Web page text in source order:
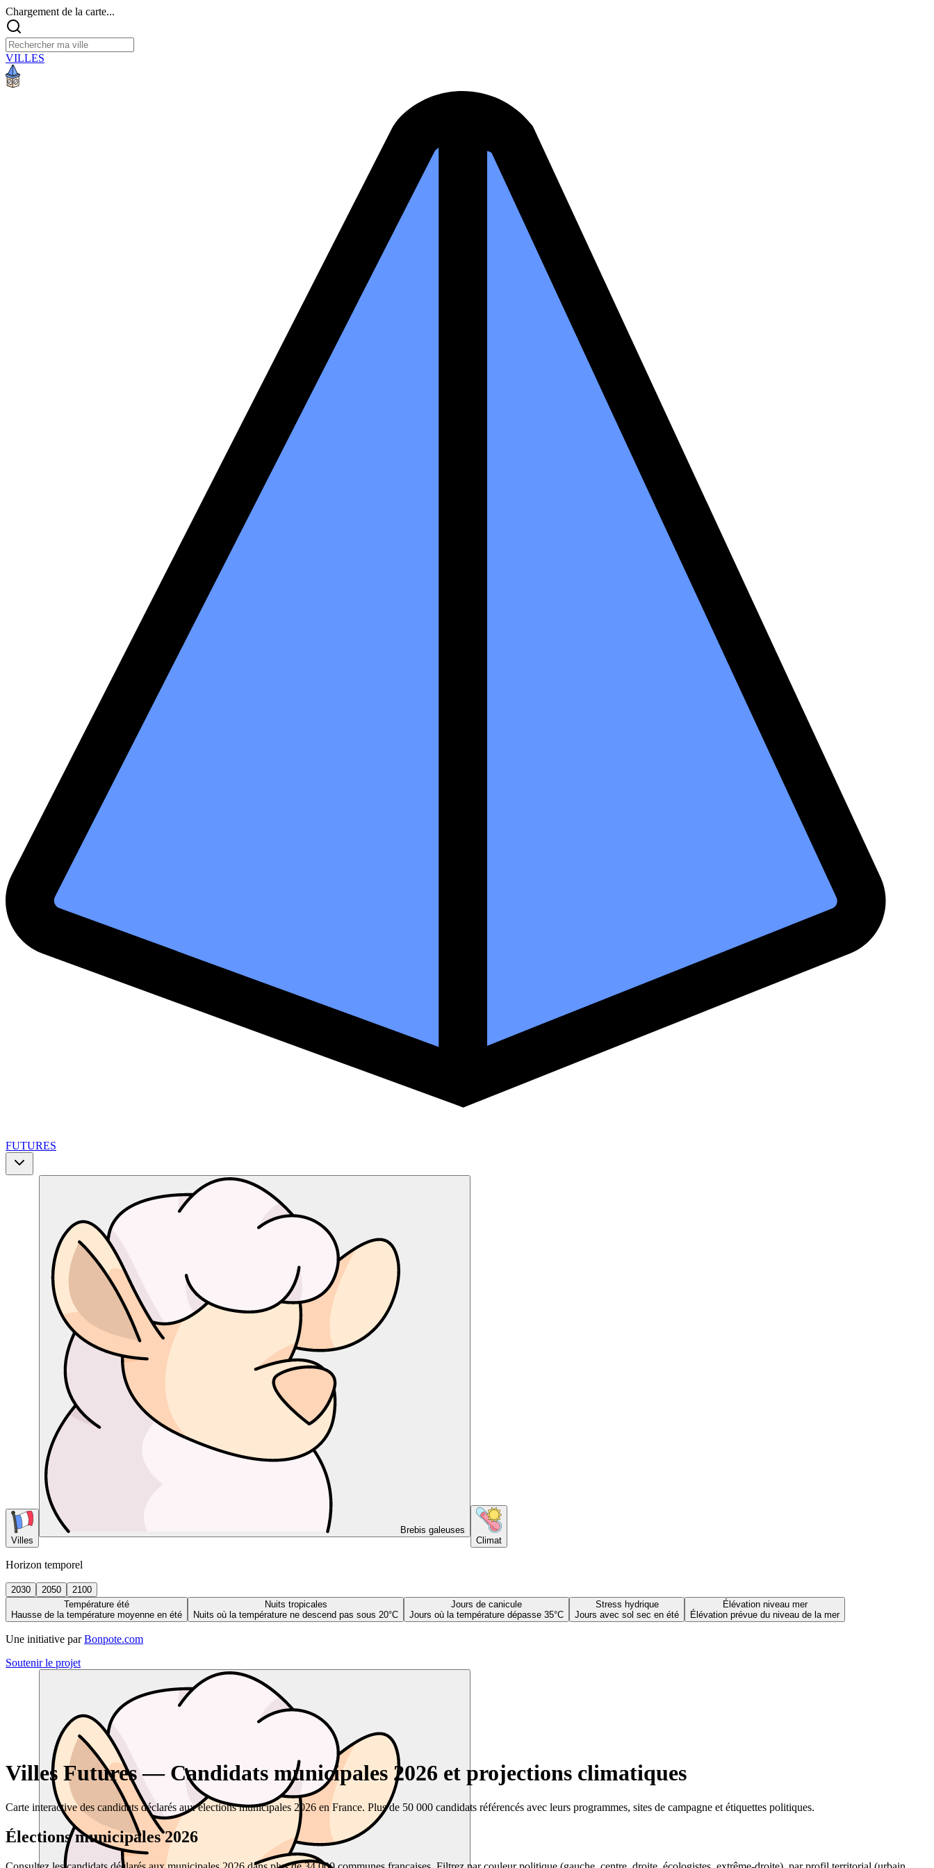
Chargement de la carte...
VILLES
FUTURES
Villes
Brebis galeuses
Climat
Horizon temporel
2030 2050
2100
Température été
Hausse de la température moyenne en été
Nuits tropicales
Nuits où la température ne descend pas sous 20°C
Jours de canicule
Jours où la température dépasse 35°C
Stress hydrique
Jours avec sol sec en été
Élévation niveau mer
Élévation prévue du niveau de la mer
Une initiative par Bonpote.com
Soutenir le projet
Villes Futures — Candidats municipales 2026 et projections climatiques
Carte interactive des candidats déclarés aux élections municipales 2026 en France. Plus de 50 000 candidats référencés avec leurs programmes, sites de campagne et étiquettes politiques.
Élections municipales 2026